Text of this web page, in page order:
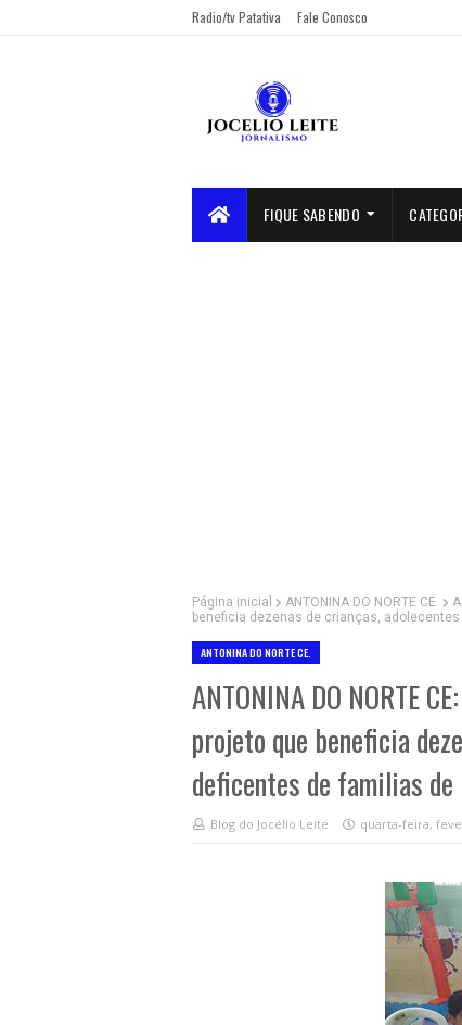
Radio/tv Patativa Fale Conosco
FIQUE SABENDO
Página inicial ANTONINA DO NORTE CE.
beneficia dezenas de crianças,
ANTONINA DO NORTE CE.
ANTONINA DO NORTE
projeto que beneficia
deficentes de familias de
Blog do Jocélio Leite quarta-feira,